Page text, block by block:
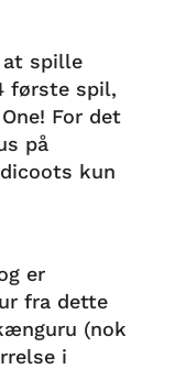
at spille
første spil,
For det
på
kun
er
fra dette
(nok
i